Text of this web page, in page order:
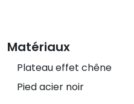
Matériaux
Plateau effet chêne
Pied acier noir